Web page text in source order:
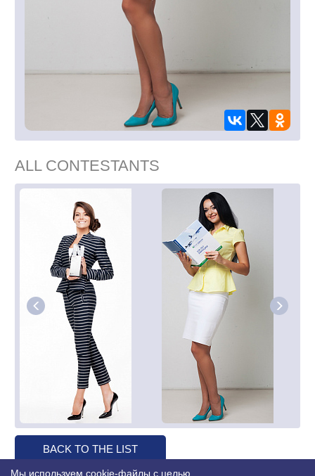
ALL CONTESTANTS
BACK TO THE LIST
Мы используем cookie-файлы с целью